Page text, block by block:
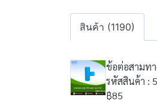
สินค้า (1190)
ข้อต่อสามทา
รหัสสินค้า :
฿85